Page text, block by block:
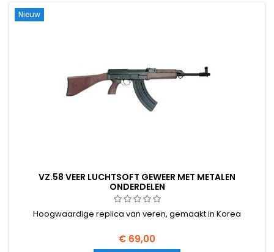
Nieuw
VZ.58 VEER LUCHTSOFT GEWEER MET METALEN
ONDERDELEN
Hoogwaardige replica van veren, gemaakt in Korea
€ 69,00